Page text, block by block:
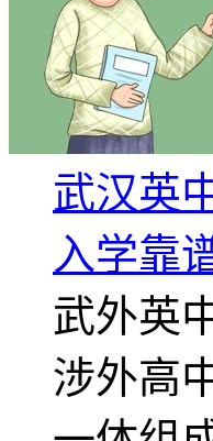
武汉英
入学靠
武外英
涉外高